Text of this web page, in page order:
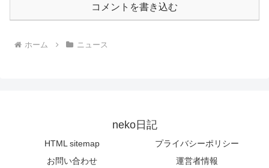
コメントを書き込む
ホーム ニュース
neko日記
HTML sitemap
プライバシーポリシー
お問い合わせ
運営者情報